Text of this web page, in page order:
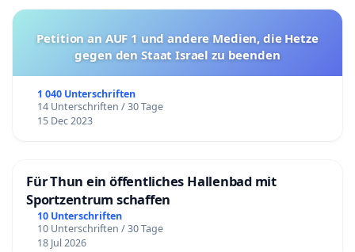
Petition an AUF 1 und andere Medien, die Hetze
gegen den Staat Israel zu beenden
1 040 Unterschriften
14 Unterschriften / 30 Tage
15 Dec 2023
Für Thun ein öffentliches Hallenbad mit
Sportzentrum schaffen
10 Unterschriften
10 Unterschriften / 30 Tage
18 Jul 2026